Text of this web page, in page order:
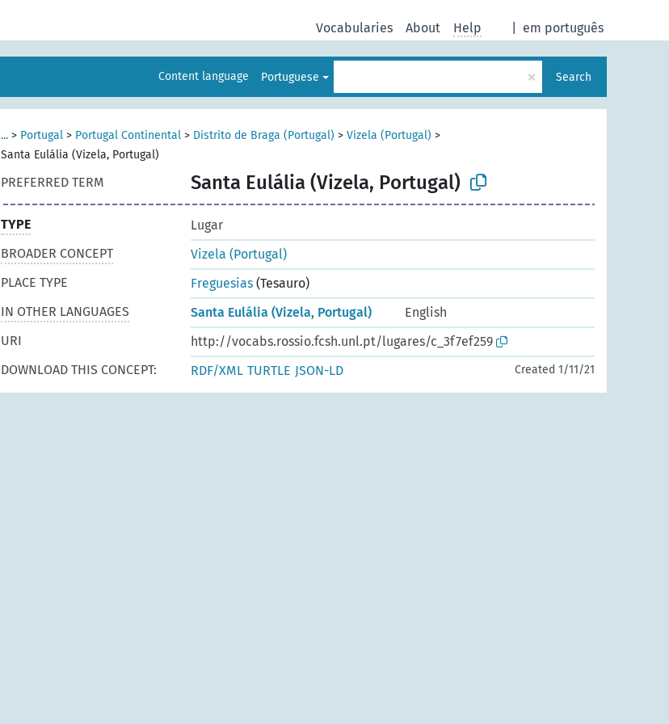
em português
Vocabularies About Help
Content language Portuguese × Search
... > Portugal > Portugal Continental > Distrito de Braga (Portugal) > Vizela (Portugal) >
Santa Eulália (Vizela, Portugal)
PREFERRED TERM Santa Eulália (Vizela, Portugal)
TYPE
Lugar
BROADER CONCEPT
Vizela (Portugal)
PLACE TYPE
Freguesias (Tesauro)
IN OTHER LANGUAGES
Santa Eulália (Vizela, Portugal)
English
URI
http://vocabs.rossio.fcsh.unl.pt/lugares/c_3f7ef259
DOWNLOAD THIS CONCEPT:
RDF/XML TURTLE JSON-LD Created 1/11/21